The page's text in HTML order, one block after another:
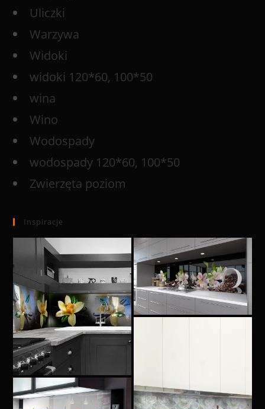
Uliczki
Warzywa
Widoki
widoki 120*60, 100*50
wina
Wino
Wodospady
wodospady 120*60, 100*50
Zwierzęta poziom
Inspiracje